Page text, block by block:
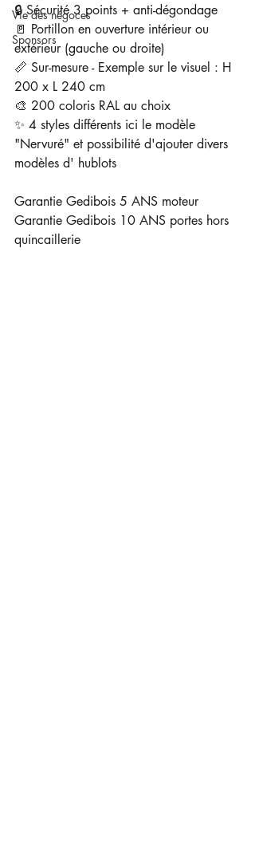
Vie des négoces
Sponsors
🔒 Sécurité 3 points + anti-dégondage
🚪 Portillon en ouverture intérieur ou
extérieur (gauche ou droite)
📏 Sur-mesure - Exemple sur le visuel : H
200 x L 240 cm
🎨 200 coloris RAL au choix
✨ 4 styles différents ici le modèle
"Nervuré" et possibilité d'ajouter divers
modèles d' hublots
Garantie Gedibois 5 ANS moteur
Garantie Gedibois 10 ANS portes hors
quincaillerie